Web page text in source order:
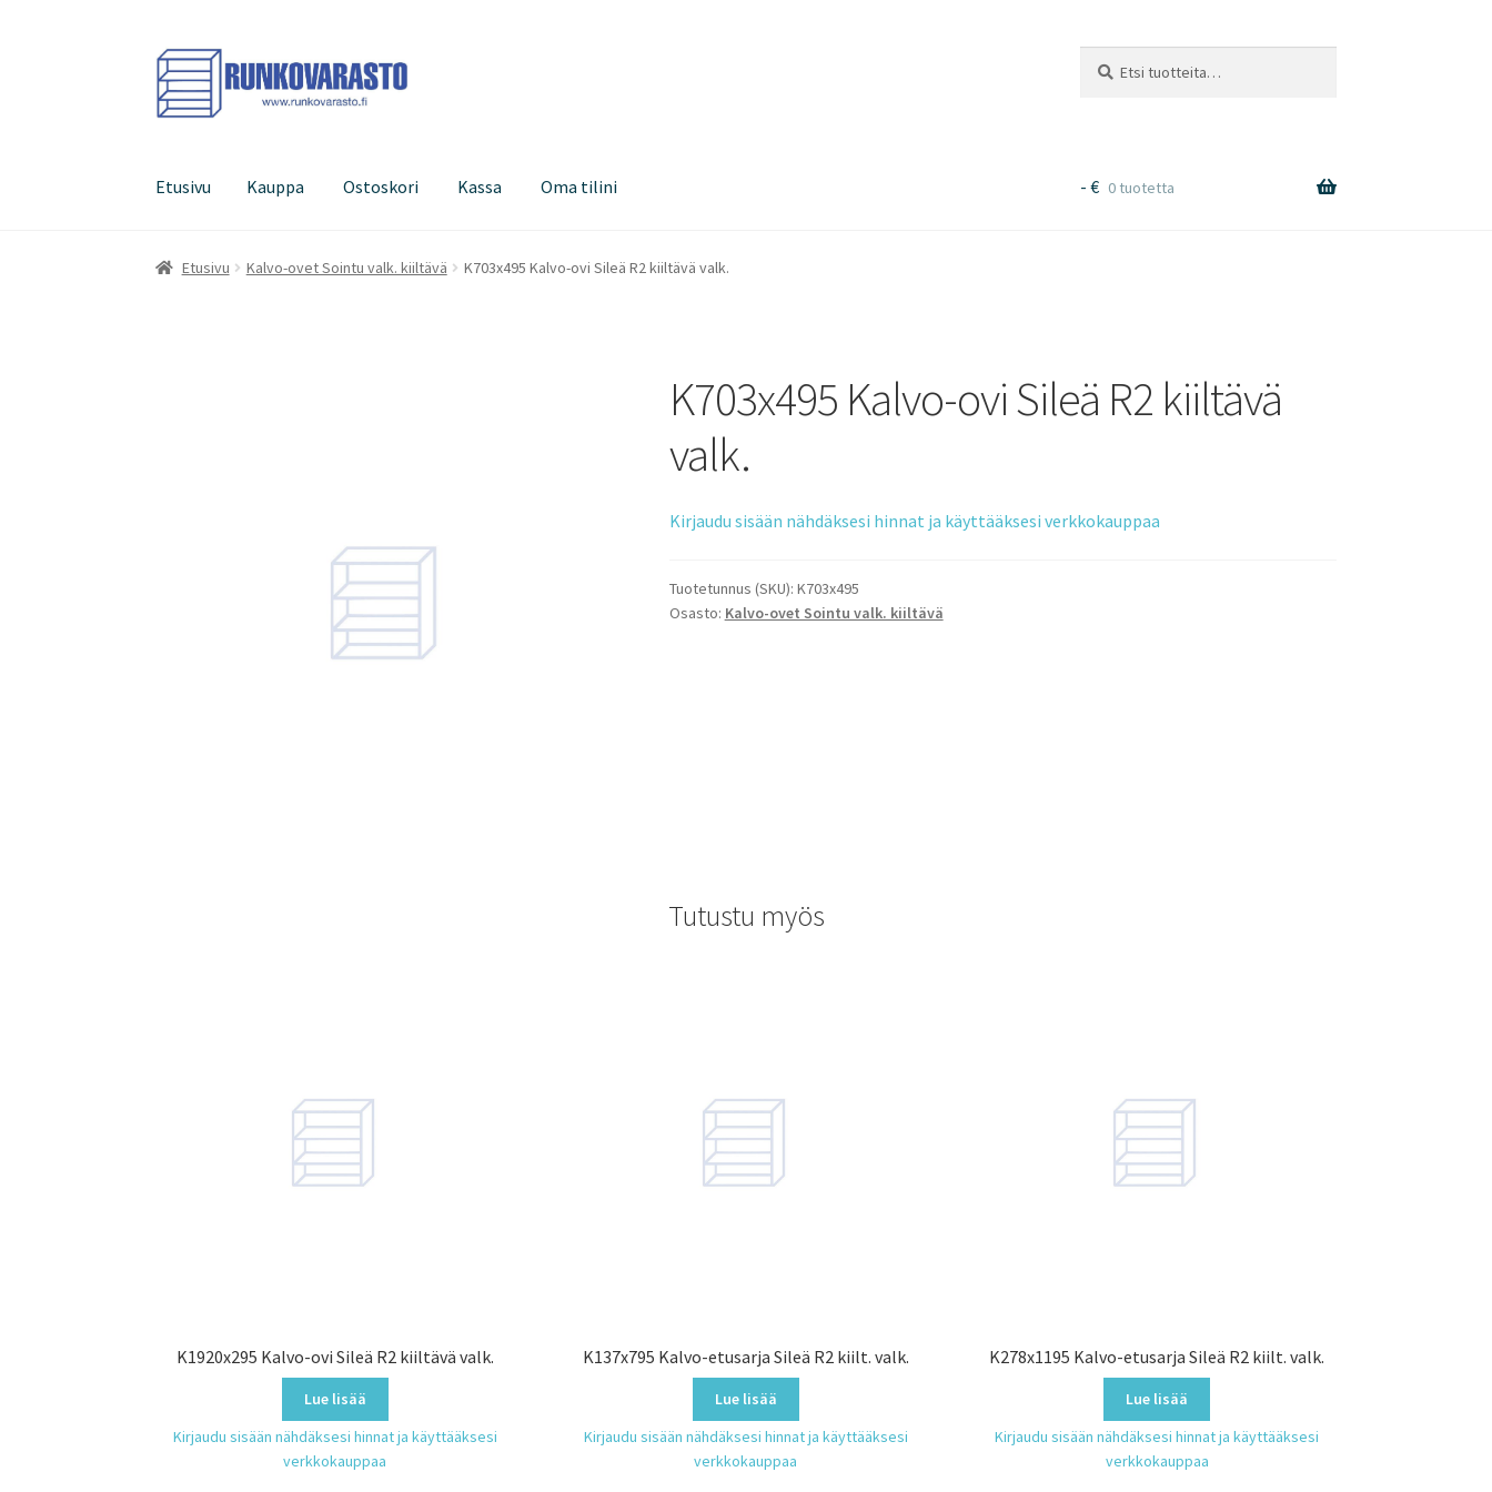
Siirry
navigointiin
Siirry
sisältöön
Etusivu Kauppa Ostoskori Kassa Oma tilini
Etusivu Kauppa Ostoskori Kassa Oma tilini
- € 0 tuotetta
Etusivu Kalvo-ovet Sointu valk. kiiltävä K703x495 Kalvo-ovi Sileä R2 kiiltävä valk.
K703x495 Kalvo-ovi Sileä R2 kiiltävä
valk.
Kirjaudu sisään nähdäksesi hinnat ja käyttääksesi verkkokauppaa
Tuotetunnus (SKU): K703x495
Osasto: Kalvo-ovet Sointu valk. kiiltävä
Tutustu myös
K1920x295 Kalvo-ovi Sileä R2 kiiltävä valk.
Lue lisää
Kirjaudu sisään nähdäksesi hinnat ja käyttääksesi
verkkokauppaa
K137x795 Kalvo-etusarja Sileä R2 kiilt. valk.
Lue lisää
Kirjaudu sisään nähdäksesi hinnat ja käyttääksesi
verkkokauppaa
K278x1195 Kalvo-etusarja Sileä R2 kiilt. valk.
Lue lisää
Kirjaudu sisään nähdäksesi hinnat ja käyttääksesi
verkkokauppaa